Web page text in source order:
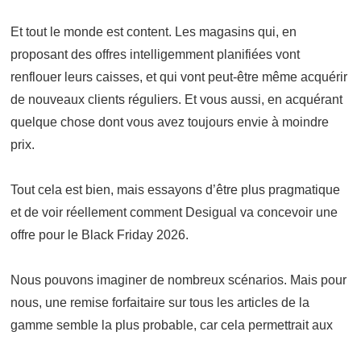
Et tout le monde est content. Les magasins qui, en
proposant des offres intelligemment planifiées vont
renflouer leurs caisses, et qui vont peut-être même acquérir
de nouveaux clients réguliers. Et vous aussi, en acquérant
quelque chose dont vous avez toujours envie à moindre
prix.
Tout cela est bien, mais essayons d’être plus pragmatique
et de voir réellement comment Desigual va concevoir une
offre pour le Black Friday 2026.
Nous pouvons imaginer de nombreux scénarios. Mais pour
nous, une remise forfaitaire sur tous les articles de la
gamme semble la plus probable, car cela permettrait aux